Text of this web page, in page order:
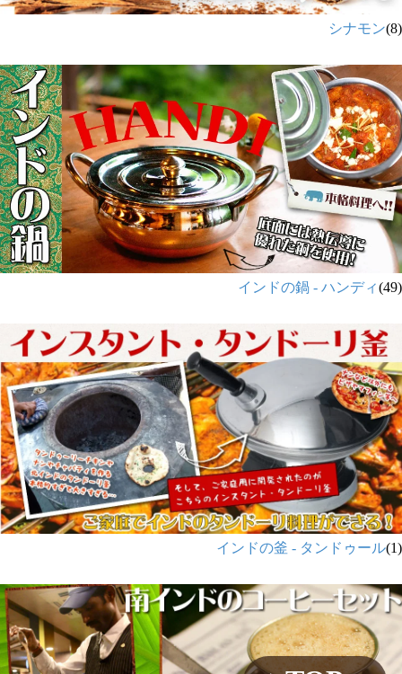
シナモン(8)
インドの鍋 - ハンディ(49)
インドの釜 - タンドゥール(1)